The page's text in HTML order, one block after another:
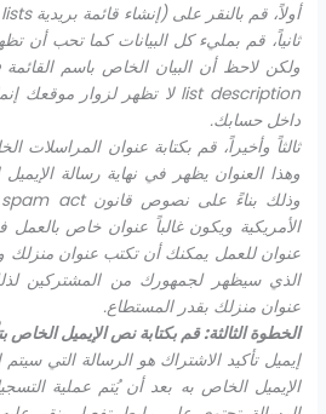
أولاً، قم بالنقر على (إنشاء قائمة بريدية
ثانياً، قم بمليء كل البيانات كما تحب أن
ولكن لاحظ أن البيان الخاص باسم القائمة
list description لا تظهر لزوار موقعك
داخل حسابك.
ثالثاً وأخيراً، قم بكتابة عنوان المراسلات
وهذا العنوان يظهر في نهاية رسالة
وذلك بناءً على نصوص قانونact
الأمريكية ويكون غالباً عنوان خاص
عنوان للعمل يمكنك أن تكتب عنوان منزلك
الذي سيظهر لجمهورك من المشتركين
عنوان منزلك بقدر المستطاع.
الخطوة الثالثة: قم بكتابة نص الإيميل الخاص
إيميل تأكيد الاشتراك هو الرسالة التي
الإيميل الخاص به بعد أن يُتم عملية